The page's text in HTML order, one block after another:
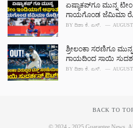
ಏಷ್ಯಾಕಪ್‌ಗೂ ಮುನ್ನ
ಗಾಯಗೊಂಡ ಜೆಮಿಮಾ
BY ದಿಶಾ ಕೆ. ಎಸ್.
ಶ್ರೀಲಂಕಾ ಸರಣಿಗೂ
ಗಾಯದಿಂದ ಸಾಯಿ
BY ದಿಶಾ ಕೆ. ಎಸ್.
BACK TO